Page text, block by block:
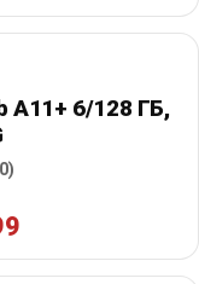
A11+ 6/128 ГБ,